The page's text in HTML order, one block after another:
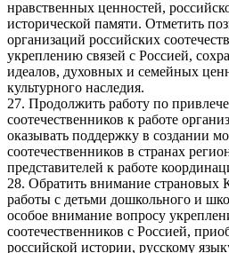
нравственных ценностей,
исторической памяти. Отметить
организаций российских
укреплению связей с Россией,
идеалов, духовных и семейных
культурного наследия.
27. Продолжить работу по
соотечественников к работе
оказывать поддержку в создании
соотечественников в странах
представителей к работе
28. Обратить внимание
работы с детьми дошкольного и
особое внимание вопросу
соотечественников с Россией,
российской истории, русскому